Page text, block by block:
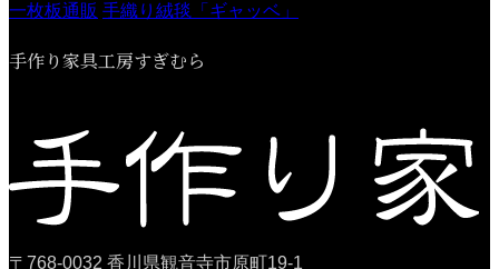
一枚板通販 手織り絨毯「ギャッベ」
手作り家具工房すぎむら
〒768-0032 香川県観音寺市原町19-1